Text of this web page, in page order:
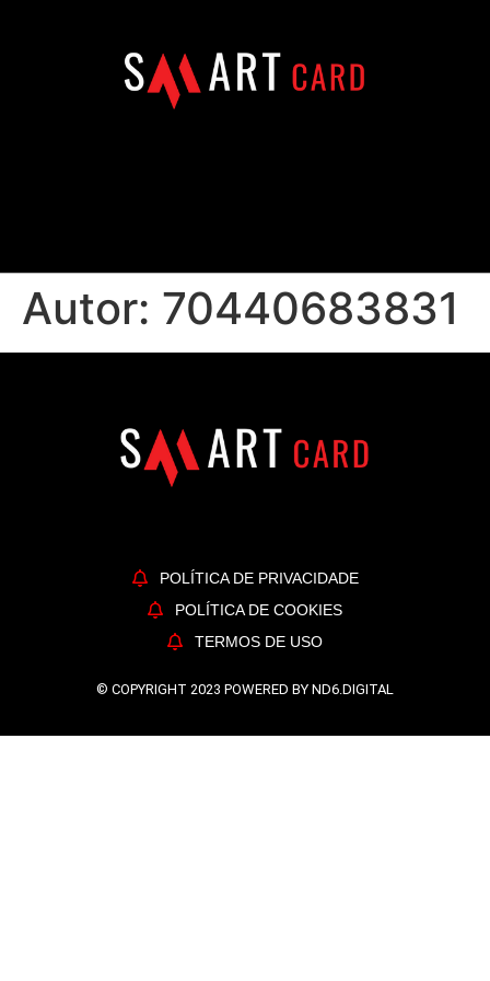
Autor: 70440683831
POLÍTICA DE PRIVACIDADE
POLÍTICA DE COOKIES
TERMOS DE USO
© COPYRIGHT 2023 POWERED BY ND6.DIGITAL